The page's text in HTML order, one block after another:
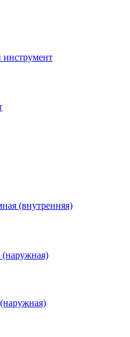
инструмент
(внутренняя)
(наружная)